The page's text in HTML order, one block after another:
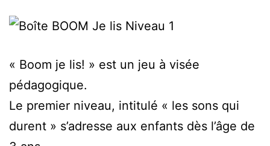
« Boom je lis! » est un jeu à visée
pédagogique.
Le premier niveau, intitulé « les sons qui
durent » s’adresse aux enfants dès l’âge de